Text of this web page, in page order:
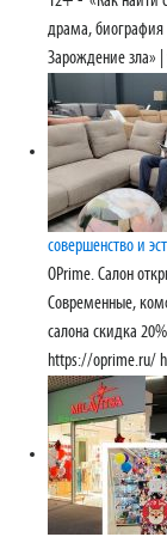
драма, биография
Зарождение зла»
совершенство и
OPrime. Салон
Современные,
салона скидка
https://oprime.ru/